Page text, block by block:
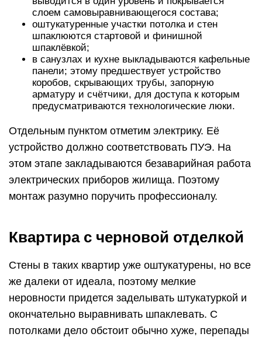
слоем самовыравнивающегося состава;
оштукатуренные участки потолка и стен
шпаклюются стартовой и финишной
шпаклёвкой;
в санузлах и кухне выкладываются кафельные
панели; этому предшествует устройство
коробов, скрывающих трубы, запорную
арматуру и счётчики, для доступа к которым
предусматриваются технологические люки.
Отдельным пунктом отметим электрику. Её
устройство должно соответствовать ПУЭ. На
этом этапе закладываются безаварийная работа
электрических приборов жилища. Поэтому
монтаж разумно поручить профессионалу.
Квартира с черновой отделкой
Стены в таких квартир уже оштукатурены, но все
же далеки от идеала, поэтому мелкие
неровности придется заделывать штукатуркой и
окончательно выравнивать шпаклевать. С
потолками дело обстоит обычно хуже, перепады